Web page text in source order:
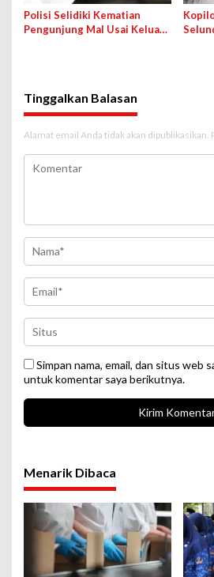
Polisi Selidiki Kematian
Pengunjung Mal Usai Keluar
Tinggalkan Balasan
Alamat email Anda tidak akan dipublikasikan.
Simpan nama, email, dan situs web
untuk komentar saya berikutnya.
Menarik Dibaca